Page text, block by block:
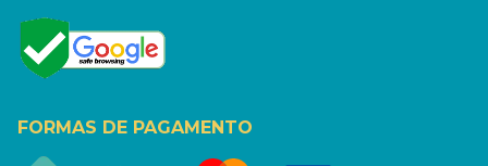
FORMAS DE PAGAMENTO